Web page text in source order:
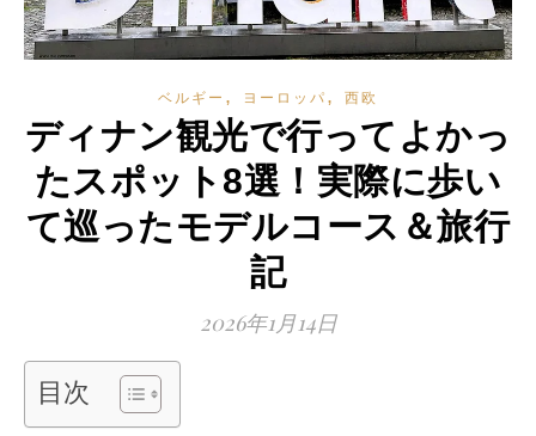
ベルギー , ヨーロッパ , 西欧
ディナン観光で行ってよかっ
たスポット8選！実際に歩い
て巡ったモデルコース＆旅行
記
2026年1月14日
目次